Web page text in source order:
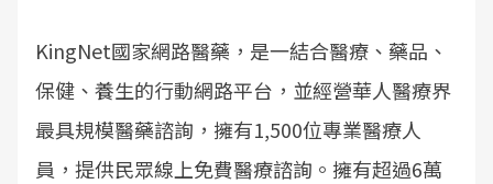
KingNet國家網路醫藥，是一結合醫療、藥品、
保健、養生的行動網路平台，並經營華人醫療界
最具規模醫藥諮詢，擁有1,500位專業醫療人
員，提供民眾線上免費醫療諮詢。擁有超過6萬